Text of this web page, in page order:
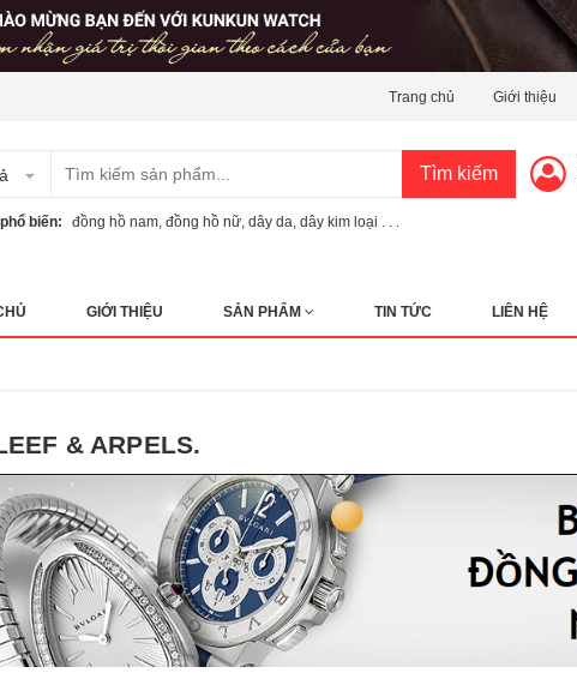
Trang chủ Giới thiệu
Tìm kiếm
biến: đồng hồ nam đồng hồ nữ dây da dây kim loại . . .
GIỚI THIỆU SẢN PHẨM TIN TỨC LIÊN HỆ
& ARPELS.